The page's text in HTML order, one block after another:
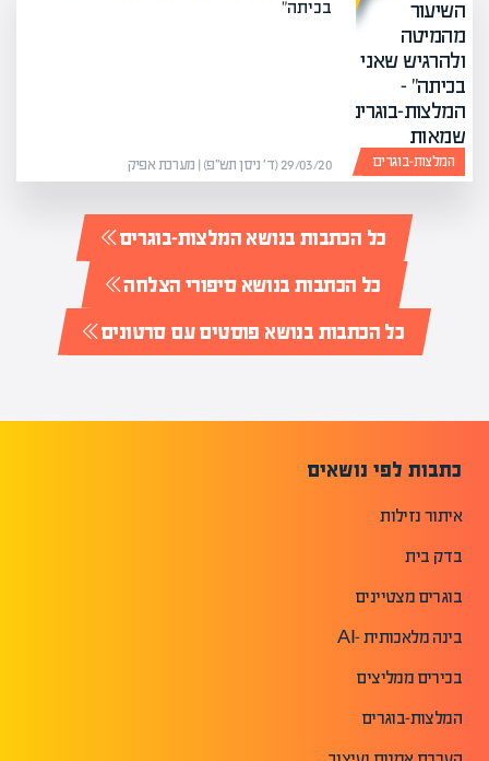
המלצות-בוגרים
בכיתה”
29/03/20 (ד׳ ניסן תש״פ) | מערכת אפיק
כל הכתבות בנושא המלצות-בוגרים
כל הכתבות בנושא סיפורי הצלחה
כל הכתבות בנושא פוסטים עם סרטונים
כתבות לפי נושאים
איתור נזילות
בדק בית
בוגרים מצטיינים
בינה מלאכותית -AI
בכירים ממליצים
המלצות-בוגרים